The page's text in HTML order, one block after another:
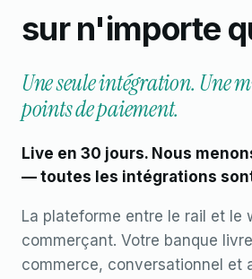
sur n'importe
Une seule intégration. Une
points de paiement.
Live en 30 jours. Nous
— toutes les intégrations
La plateforme entre le rail et le
commerçant. Votre banque
commerce, conversationnel et